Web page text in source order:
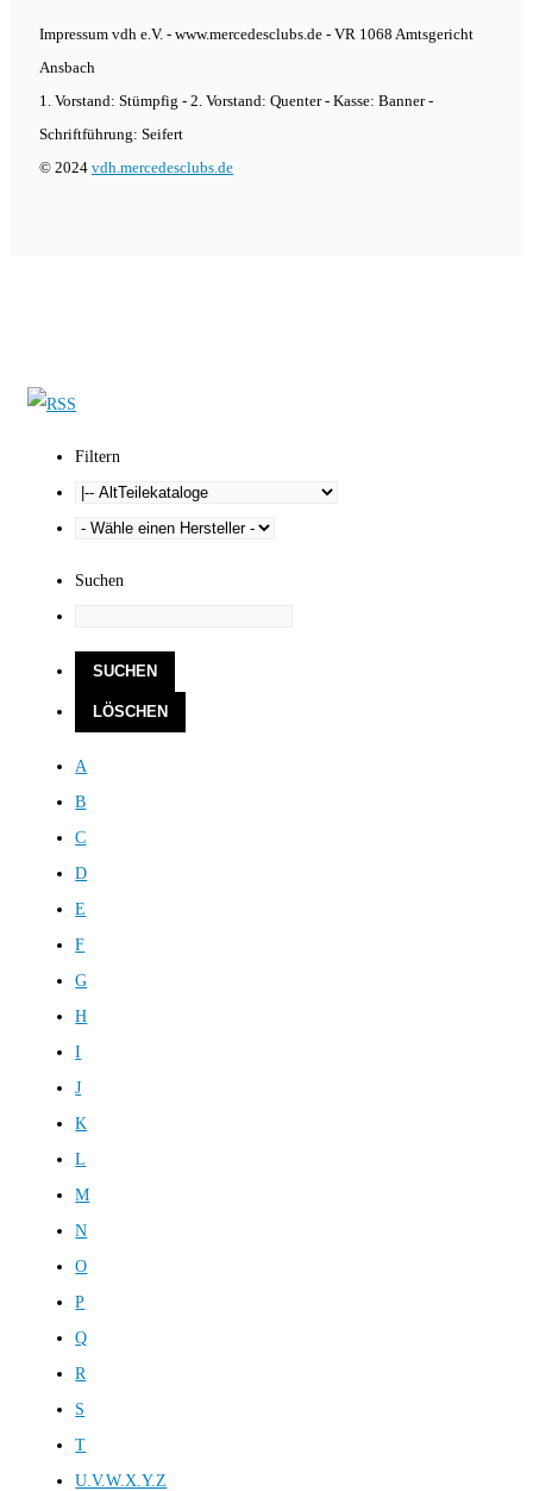
Impressum vdh e.V. - www.mercedesclubs.de - VR 1068 Amtsgericht
Ansbach
1. Vorstand: Stümpfig - 2. Vorstand: Quenter - Kasse: Banner -
Schriftführung: Seifert
© 2024 vdh.mercedesclubs.de
Filtern
Suchen
A
B
C
D
E
F
G
H
I
J
K
L
M
N
O
P
Q
R
S
T
U.V.W.X.Y.Z